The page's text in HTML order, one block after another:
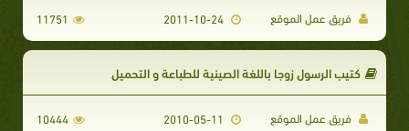
فريق عمل الموقع 11751
كتيب الرسول زوجا باللغة الصينية للطباعة و التحميل
فريق عمل الموقع 10444